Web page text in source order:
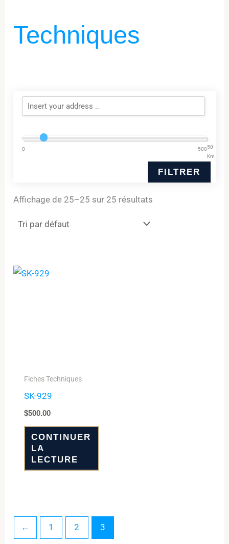
Techniques
0
50
Km
500
FILTRER
Affichage de 25–25 sur 25 résultats
Fiches Techniques
SK-929
$500.00
CONTINUER
LA
LECTURE
← 1 2 3